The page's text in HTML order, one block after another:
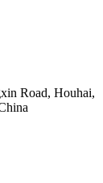
Road, Houhai,